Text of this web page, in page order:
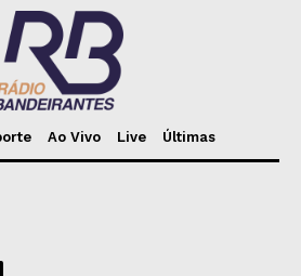
Ao Vivo Live Últimas